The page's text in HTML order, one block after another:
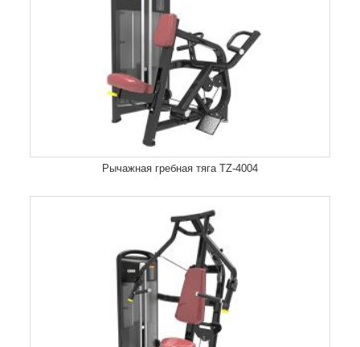
Рычажная гребная тяга TZ-4004